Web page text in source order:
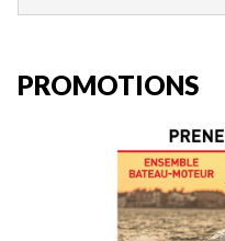
PROMOTIONS